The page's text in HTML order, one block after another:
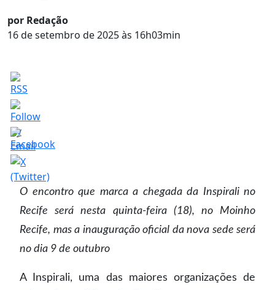
por Redação
16 de setembro de 2025 às 16h03min
O encontro que marca a chegada da Inspirali no
Recife será nesta quinta-feira (18), no Moinho
Recife, mas a inauguração oficial da nova sede será
no dia 9 de outubro
A Inspirali, uma das maiores organizações de